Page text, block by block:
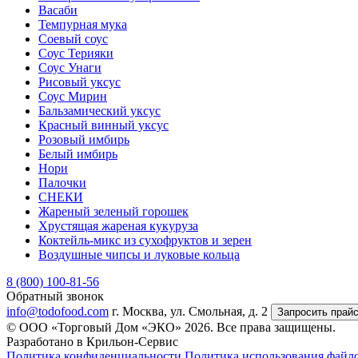
Васаби
Темпурная мука
Соевый соус
Соус Терияки
Соус Унаги
Рисовый уксус
Соус Мирин
Бальзамический уксус
Красный винный уксус
Розовый имбирь
Белый имбирь
Нори
Палочки
СНЕКИ
Жареный зеленый горошек
Хрустящая жареная кукуруза
Коктейль-микс из сухофруктов и зерен
Воздушные чипсы и луковые кольца
8 (800) 100-81-56
Обратный звонок
info@todofood.com г. Москва, ул. Смольная, д. 2 Запросить прайс
© ООО «Торговый Дом «ЭКО» 2026. Все права защищены.
Разработано в Крильон-Сервис